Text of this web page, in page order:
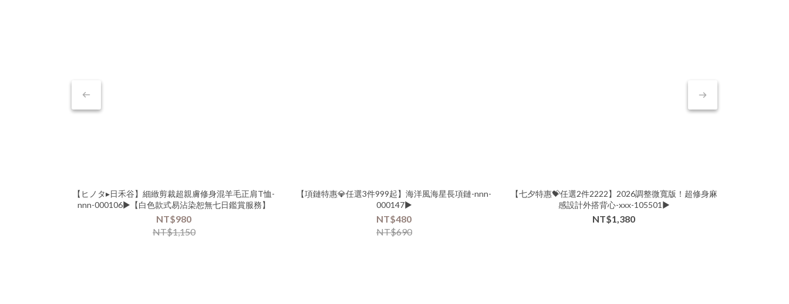
【ヒノタ▸日禾谷】細緻剪裁超親膚修身混羊毛正肩T恤-
nnn-000106▶【白色款式易沾染恕無七日鑑賞服務】
NT$980
NT$1,150
【項鏈特惠💎任選3件999起】海洋風海星長項鏈-nnn-
000147▶
NT$480
NT$690
【七夕特惠💝任選2件2222】2026調整微寬版！超修身麻
感設計外搭背心-xxx-105501▶
NT$1,380